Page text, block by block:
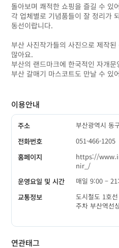
돌아보며 쾌적한 쇼핑을 즐길 수 있
각 업체별로 기념품들이 잘 정리가
동선이랍니다.
부산 사진작가들의 사진으로 제작
많아요.
부산의 랜드마크에 한국적인 자개
부산 갈매기 마스코트도 만날 수 있
이용안내
주소
부산광역시 동
전화번호
051-466-1205
홈페이지
https://
nir_/
운영요일 및 시간
매일 9:00 –
교통정보
도시철도 1호
주차 부산역선
연관태그